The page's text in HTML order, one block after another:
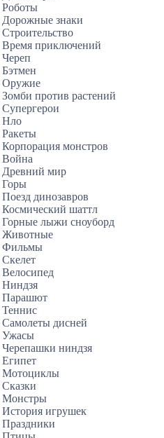
Роботы
Дорожные знаки
Строительство
Время приключений
Череп
Бэтмен
Оружие
Зомби против растений
Супергерои
Нло
Ракеты
Корпорация монстров
Война
Древний мир
Горы
Поезд динозавров
Космический шаттл
Горные лыжи сноуборд
Животные
Фильмы
Скелет
Велосипед
Ниндзя
Парашют
Теннис
Самолеты дисней
Ужасы
Черепашки ниндзя
Египет
Мотоциклы
Сказки
Монстры
История игрушек
Праздники